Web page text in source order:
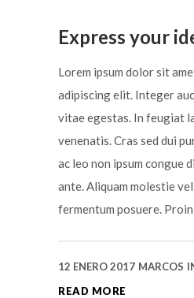
Express your
Lorem ipsum dolor sit
adipiscing elit. Integer
vitae egestas. In feugiat
venenatis. Cras sed dui
ac leo non ipsum congue
ante. Aliquam molestie
fermentum posuere. Proin
12 ENERO 2017 MARCOS
READ MORE